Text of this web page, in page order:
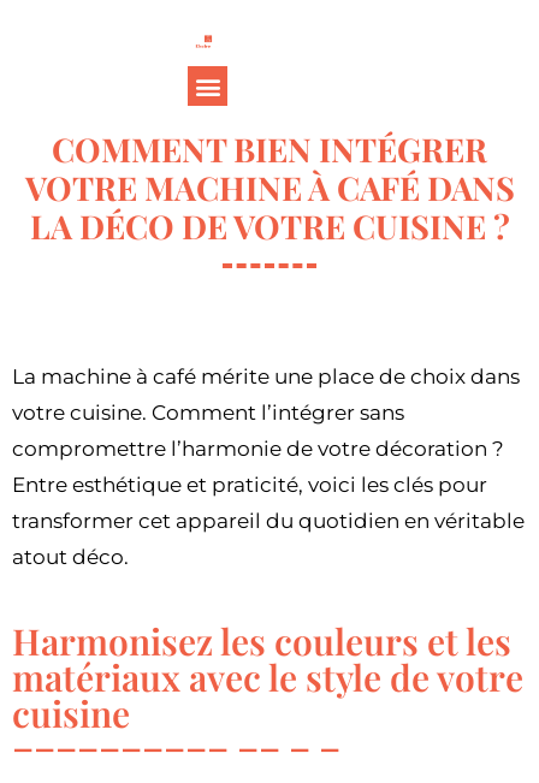
COMMENT BIEN INTÉGRER
VOTRE MACHINE À CAFÉ DANS
LA DÉCO DE VOTRE CUISINE ?
La machine à café mérite une place de choix dans
votre cuisine. Comment l’intégrer sans
compromettre l’harmonie de votre décoration ?
Entre esthétique et praticité, voici les clés pour
transformer cet appareil du quotidien en véritable
atout déco.
Harmonisez les couleurs et les
matériaux avec le style de votre
cuisine